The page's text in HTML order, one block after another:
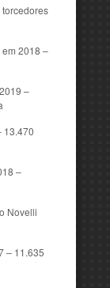
torcedores
2018 –
–
13.470
–
Novelli
– 11.635